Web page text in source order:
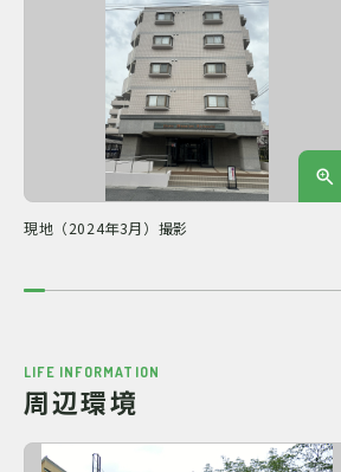
現地（2024年3月）撮影
LIFE INFORMATION
周辺環境